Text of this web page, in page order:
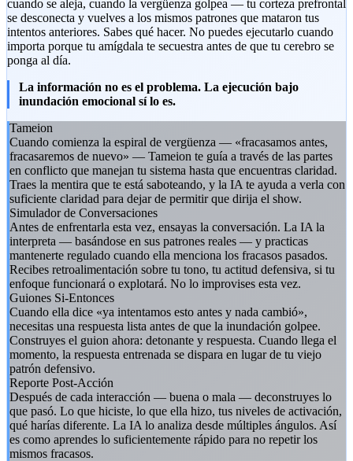
cuando se aleja, cuando la vergüenza golpea — tu corteza prefrontal
se desconecta y vuelves a los mismos patrones que mataron tus
intentos anteriores. Sabes qué hacer. No puedes ejecutarlo cuando
importa porque tu amígdala te secuestra antes de que tu cerebro se
ponga al día.
La información no es el problema. La ejecución bajo
inundación emocional sí lo es.
Tameion
Cuando comienza la espiral de vergüenza — «fracasamos antes,
fracasaremos de nuevo» — Tameion te guía a través de las partes
en conflicto que manejan tu sistema hasta que encuentras claridad.
Traes la mentira que te está saboteando, y la IA te ayuda a verla con
suficiente claridad para dejar de permitir que dirija el show.
Simulador de Conversaciones
Antes de enfrentarla esta vez, ensayas la conversación. La IA la
interpreta — basándose en sus patrones reales — y practicas
mantenerte regulado cuando ella menciona los fracasos pasados.
Recibes retroalimentación sobre tu tono, tu actitud defensiva, si tu
enfoque funcionará o explotará. No lo improvises esta vez.
Guiones Si-Entonces
Cuando ella dice «ya intentamos esto antes y nada cambió»,
necesitas una respuesta lista antes de que la inundación golpee.
Construyes el guion ahora: detonante y respuesta. Cuando llega el
momento, la respuesta entrenada se dispara en lugar de tu viejo
patrón defensivo.
Reporte Post-Acción
Después de cada interacción — buena o mala — deconstruyes lo
que pasó. Lo que hiciste, lo que ella hizo, tus niveles de activación,
qué harías diferente. La IA lo analiza desde múltiples ángulos. Así
es como aprendes lo suficientemente rápido para no repetir los
mismos fracasos.